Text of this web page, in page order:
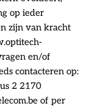
op ieder
zijn van kracht
en/of
contacteren op:
2 2170
of per